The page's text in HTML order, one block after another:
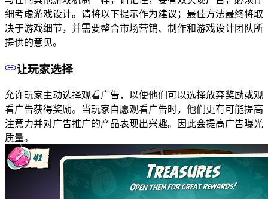
细考虑游戏设计。请将以下提示作为建议；最佳方法最终将取
决于游戏细节，并需要整合市场营销、制作和游戏设计团队所
提供的意见。
让玩家选择
允许玩家主动选择观看广告，以便他们可以选择放弃奖励或观
看广告获得奖励。当玩家自愿观看广告时，他们更有可能提高
注意力并对广告推广的产品表现出兴趣。因此会提高广告曝光
质量。